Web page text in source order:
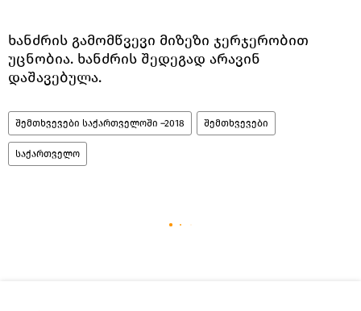
ხანძრის გამომწვევი მიზეზი ჯერჯერობით
უცნობია. ხანძრის შედეგად არავინ
დაშავებულა.
შემთხვევები საქართველოში –2018 შემთხვევები
საქართველო